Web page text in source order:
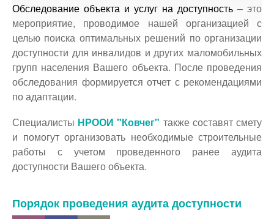
Доступность - что это?
Наш аудит доступности
Подтверждение доступности
Наши проекты
Публичная отетность
Our public reporting
Публикации
Our publication
Our contact
Обследование объекта и услуг на доступность – это
мероприятие, проводимое нашей организацией с
целью поиска оптимальных решений по организации
доступности для инвалидов и других маломобильных
групп населения Вашего объекта. После проведения
обследования формируется отчет с рекомендациями
по адаптации.
Специалисты НРООИ "Ковчег" также составят смету
и помогут организовать необходимые строительные
работы с учетом проведенного ранее аудита
доступности Вашего объекта.
Порядок проведения аудита доступности